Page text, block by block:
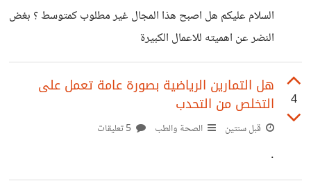
السلام عليكم هل اصبح هذا المجال غير مطلوب كمتوسط ؟ بغض
النضر عن اهميته للاعمال الكبيرة
4
هل التمارين الرياضية بصورة عامة تعمل على
التخلص من التحدب
قبل سنتين الصحة والطب
.